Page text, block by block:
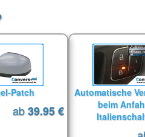
Patch
ab39.95 €
Automatische
beim